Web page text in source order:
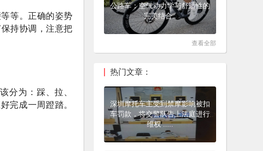
等。正确的姿势
持协调，注意把
分为：踩、拉、
完成一周蹬踏。
公路车：空气动力学与舒适性的
完美结合..
查看全部
热门文章：
深圳摩托车主受到禁摩影响被扣
车罚款，将交警队告上法庭进行
维权 .....